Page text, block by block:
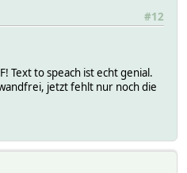
#12
Text to speach ist echt genial.
jetzt fehlt nur noch die